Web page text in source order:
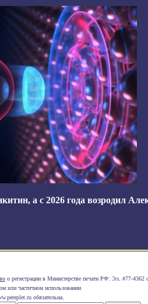
, а с 2026 года возродил
о регистрации в Министерстве печати РФ: Эл. #77-4362
или частичном использовании
обязательна.